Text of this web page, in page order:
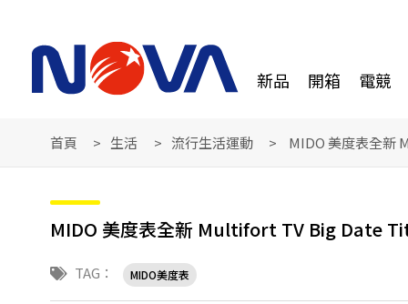
新品 開箱 電競
首頁 生活 流行生活運動 MIDO 美度表全新
MIDO 美度表全新 Multifort TV Big Date
TAG： MIDO美度表